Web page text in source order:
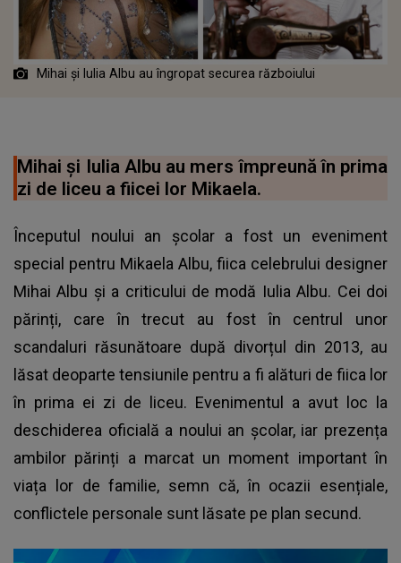
Mihai și Iulia Albu au îngropat securea războiului
Mihai și Iulia Albu au mers împreună în prima
zi de liceu a fiicei lor Mikaela.
Începutul noului an școlar a fost un eveniment
special pentru Mikaela Albu, fiica celebrului designer
Mihai Albu și a criticului de modă Iulia Albu. Cei doi
părinți, care în trecut au fost în centrul unor
scandaluri răsunătoare după divorțul din 2013, au
lăsat deoparte tensiunile pentru a fi alături de fiica lor
în prima ei zi de liceu. Evenimentul a avut loc la
deschiderea oficială a noului an școlar, iar prezența
ambilor părinți a marcat un moment important în
viața lor de familie, semn că, în ocazii esențiale,
conflictele personale sunt lăsate pe plan secund.